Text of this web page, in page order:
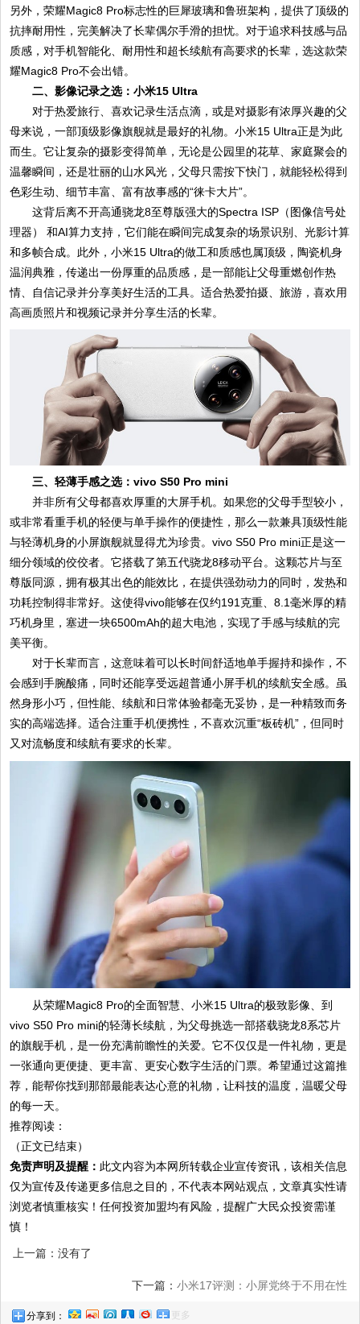
另外，荣耀Magic8 Pro标志性的巨犀玻璃和鲁班架构，提供了顶级的
抗摔耐用性，完美解决了长辈偶尔手滑的担忧。对于追求科技感与品
质感，对手机智能化、耐用性和超长续航有高要求的长辈，选这款荣
耀Magic8 Pro不会出错。
二、影像记录之选：小米15 Ultra
对于热爱旅行、喜欢记录生活点滴，或是对摄影有浓厚兴趣的父
母来说，一部顶级影像旗舰就是最好的礼物。小米15 Ultra正是为此
而生。它让复杂的摄影变得简单，无论是公园里的花草、家庭聚会的
温馨瞬间，还是壮丽的山水风光，父母只需按下快门，就能轻松得到
色彩生动、细节丰富、富有故事感的“徕卡大片”。
这背后离不开高通骁龙8至尊版强大的Spectra ISP（图像信号处
理器） 和AI算力支持，它们能在瞬间完成复杂的场景识别、光影计算
和多帧合成。此外，小米15 Ultra的做工和质感也属顶级，陶瓷机身
温润典雅，传递出一份厚重的品质感，是一部能让父母重燃创作热
情、自信记录并分享美好生活的工具。适合热爱拍摄、旅游，喜欢用
高画质照片和视频记录并分享生活的长辈。
三、轻薄手感之选：vivo S50 Pro mini
并非所有父母都喜欢厚重的大屏手机。如果您的父母手型较小，
或非常看重手机的轻便与单手操作的便捷性，那么一款兼具顶级性能
与轻薄机身的小屏旗舰就显得尤为珍贵。vivo S50 Pro mini正是这一
细分领域的佼佼者。它搭载了第五代骁龙8移动平台。这颗芯片与至
尊版同源，拥有极其出色的能效比，在提供强劲动力的同时，发热和
功耗控制得非常好。这使得vivo能够在仅约191克重、8.1毫米厚的精
巧机身里，塞进一块6500mAh的超大电池，实现了手感与续航的完
美平衡。
对于长辈而言，这意味着可以长时间舒适地单手握持和操作，不
会感到手腕酸痛，同时还能享受远超普通小屏手机的续航安全感。虽
然身形小巧，但性能、续航和日常体验都毫无妥协，是一种精致而务
实的高端选择。适合注重手机便携性，不喜欢沉重“板砖机”，但同时
又对流畅度和续航有要求的长辈。
从荣耀Magic8 Pro的全面智慧、小米15 Ultra的极致影像、到
vivo S50 Pro mini的轻薄长续航，为父母挑选一部搭载骁龙8系芯片
的旗舰手机，是一份充满前瞻性的关爱。它不仅仅是一件礼物，更是
一张通向更便捷、更丰富、更安心数字生活的门票。希望通过这篇推
荐，能帮你找到那部最能表达心意的礼物，让科技的温度，温暖父母
的每一天。
推荐阅读：
（正文已结束）
免责声明及提醒： 此文内容为本网所转载企业宣传资讯，该相关信息
仅为宣传及传递更多信息之目的，不代表本网站观点，文章真实性请
浏览者慎重核实！任何投资加盟均有风险，提醒广大民众投资需谨
慎！
上一篇：没有了
下一篇： 小米17评测：小屏党终于不用在性
分享到： 更多